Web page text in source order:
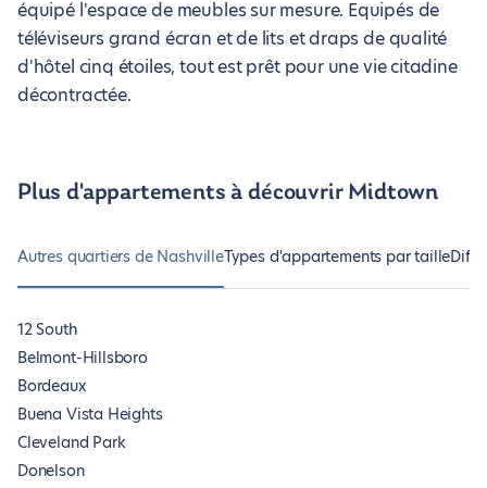
équipé l'espace de meubles sur mesure. Equipés de
téléviseurs grand écran et de lits et draps de qualité
d'hôtel cinq étoiles, tout est prêt pour une vie citadine
décontractée.
Plus d'appartements à découvrir Midtown
Autres quartiers de NashvilleTypes d'appartements par taille
12 South
Belmont-Hillsboro
Bordeaux
Buena Vista Heights
Cleveland Park
Donelson